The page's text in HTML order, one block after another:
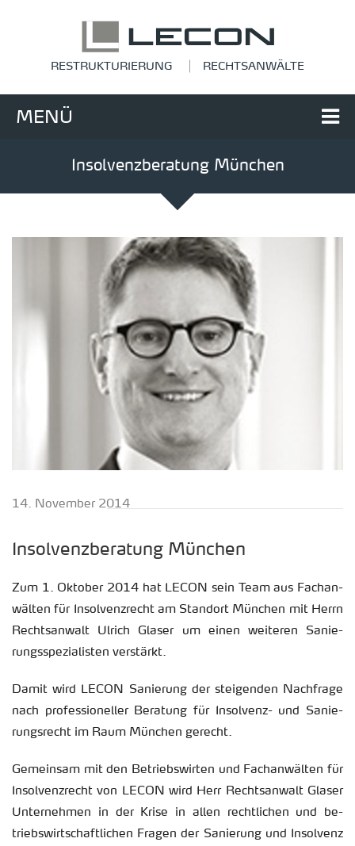
RESTRUKTURIERUNG RECHTSANWÄLTE
MENÜ
Insolvenzberatung München
14. No­vem­ber 2014
In­sol­venz­be­ra­tung Mün­chen
Zum 1. Ok­to­ber 2014 hat LECON sein Team aus Fach­an­
wäl­ten für In­sol­venz­recht am Stand­ort Mün­chen mit Herrn
Rechts­an­walt Ul­rich Gla­ser um einen wei­te­ren Sa­nie­
rungs­spe­zia­lis­ten ver­stärkt.
Damit wird LECON Sa­nie­rung der stei­gen­den Nach­fra­ge
nach pro­fes­sio­nel­ler Be­ra­tung für In­sol­venz- und Sa­nie­
rungs­recht im Raum Mün­chen ge­recht.
Ge­mein­sam mit den Be­triebs­wir­ten und Fach­an­wäl­ten für
In­sol­venz­recht von LECON wird Herr Rechts­an­walt Gla­ser
Un­ter­neh­men in der Krise in allen recht­li­chen und be­
triebs­wirt­schaft­li­chen Fra­gen der Sa­nie­rung und In­sol­venz